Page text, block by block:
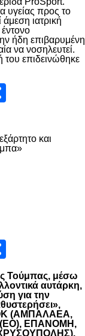
υγείας προς το
ιατρική
ήδη επιβαρυμένη
να νοσηλευτεί.
του επιδεινώθηκε
και
Τούμπας, μέσω
αυτάρκη,
για την
(ΑΜΠΑΛΑΕΑ,
ΕΠΑΝΟΜΗ,